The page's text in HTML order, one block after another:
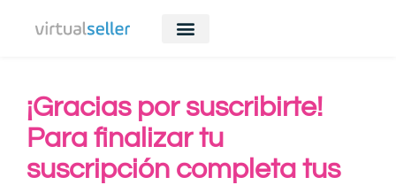
¡Gracias por suscribirte!
Para finalizar tu
suscripción completa tus